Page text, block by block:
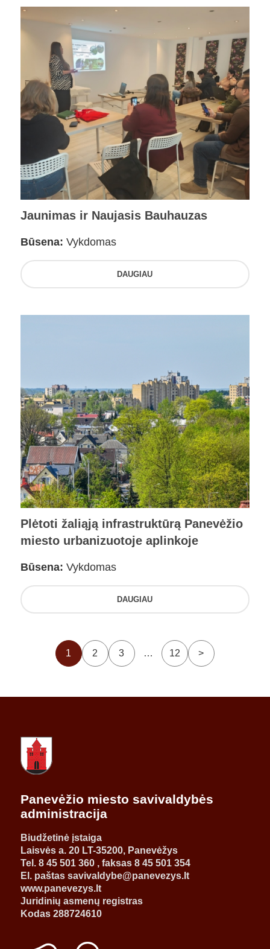
Jaunimas ir Naujasis Bauhauzas
Būsena: Vykdomas
DAUGIAU
Plėtoti žaliąją infrastruktūrą Panevėžio
miesto urbanizuotoje aplinkoje
Būsena: Vykdomas
DAUGIAU
1 2 3 … 12 >
Panevėžio miesto savivaldybės
administracija
Biudžetinė įstaiga
Laisvės a. 20 LT-35200, Panevėžys
Tel. 8 45 501 360 , faksas 8 45 501 354
El. paštas savivaldybe@panevezys.lt
www.panevezys.lt
Juridinių asmenų registras
Kodas 288724610